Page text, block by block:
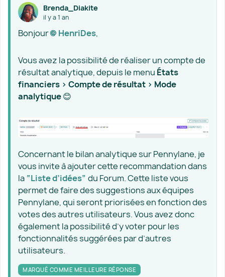
Brenda_Diakite
il y a 1 an
Bonjour HenriDes​,
Vous avez la possibilité de réaliser un compte de
résultat analytique, depuis le menu États
financiers > Compte de résultat > Mode
analytique😊
Concernant le bilan analytique sur Pennylane, je
vous invite à ajouter cette recommandation dans
la “Liste d’idées” du Forum. Cette liste vous
permet de faire des suggestions aux équipes
Pennylane, qui seront priorisées en fonction des
votes des autres utilisateurs. Vous avez donc
également la possibilité d’y voter pour les
fonctionnalités suggérées par d’autres
utilisateurs.
MARQUÉ COMME MEILLEURE RÉPONSE